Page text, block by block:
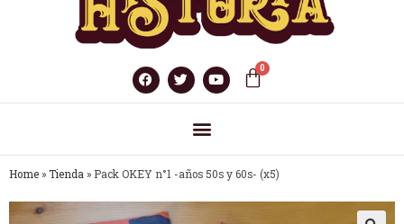
Home » Tienda » Pack OKEY n°1 -años 50s y 60s- (x5)